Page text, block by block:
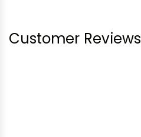
Customer Reviews